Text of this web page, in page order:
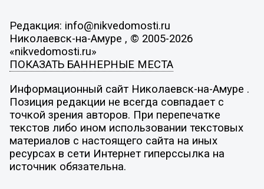
Редакция: info@nikvedomosti.ru
Николаевск-на-Амуре , © 2005-2026
«nikvedomosti.ru»
ПОКАЗАТЬ БАННЕРНЫЕ МЕСТА
Информационный сайт Николаевск-на-Амуре .
Позиция редакции не всегда совпадает с
точкой зрения авторов. При перепечатке
текстов либо ином использовании текстовых
материалов с настоящего сайта на иных
ресурсах в сети Интернет гиперссылка на
источник обязательна.